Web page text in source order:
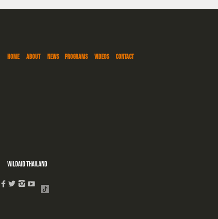
HOME ABOUT NEWS PROGRAMS VIDEOS CONTACT
WildAid Thailand